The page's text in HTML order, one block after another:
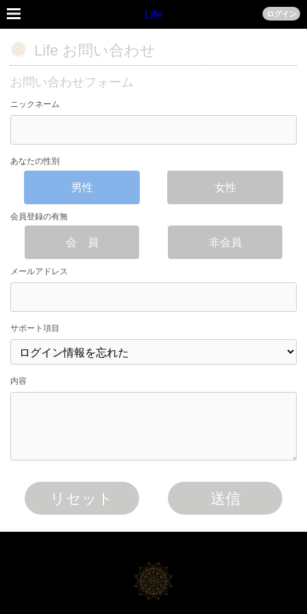
Life ログイン
Life お問い合わせ
お問い合わせフォーム
ニックネーム
あなたの性別
男性 女性
会員登録の有無
会 員 非会員
メールアドレス
サポート項目
内容